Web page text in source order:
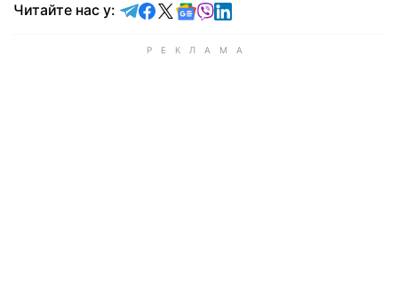
Читайте нас у: Читайте у Telegram
Читайте у Facebook
Читайте у X
Читайте у Google news
Читайте у Viber
Читайте у LinkedIn